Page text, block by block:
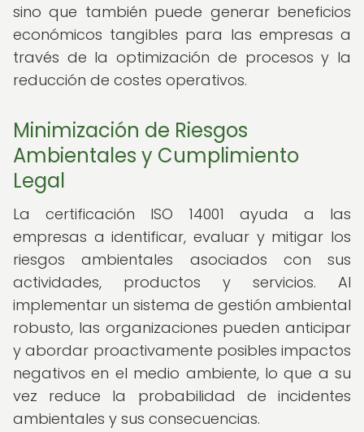
sino que también puede generar beneficios
económicos tangibles para las empresas a
través de la optimización de procesos y la
reducción de costes operativos.
Minimización de Riesgos
Ambientales y Cumplimiento
Legal
La certificación ISO 14001 ayuda a las
empresas a identificar, evaluar y mitigar los
riesgos ambientales asociados con sus
actividades, productos y servicios. Al
implementar un sistema de gestión ambiental
robusto, las organizaciones pueden anticipar
y abordar proactivamente posibles impactos
negativos en el medio ambiente, lo que a su
vez reduce la probabilidad de incidentes
ambientales y sus consecuencias.